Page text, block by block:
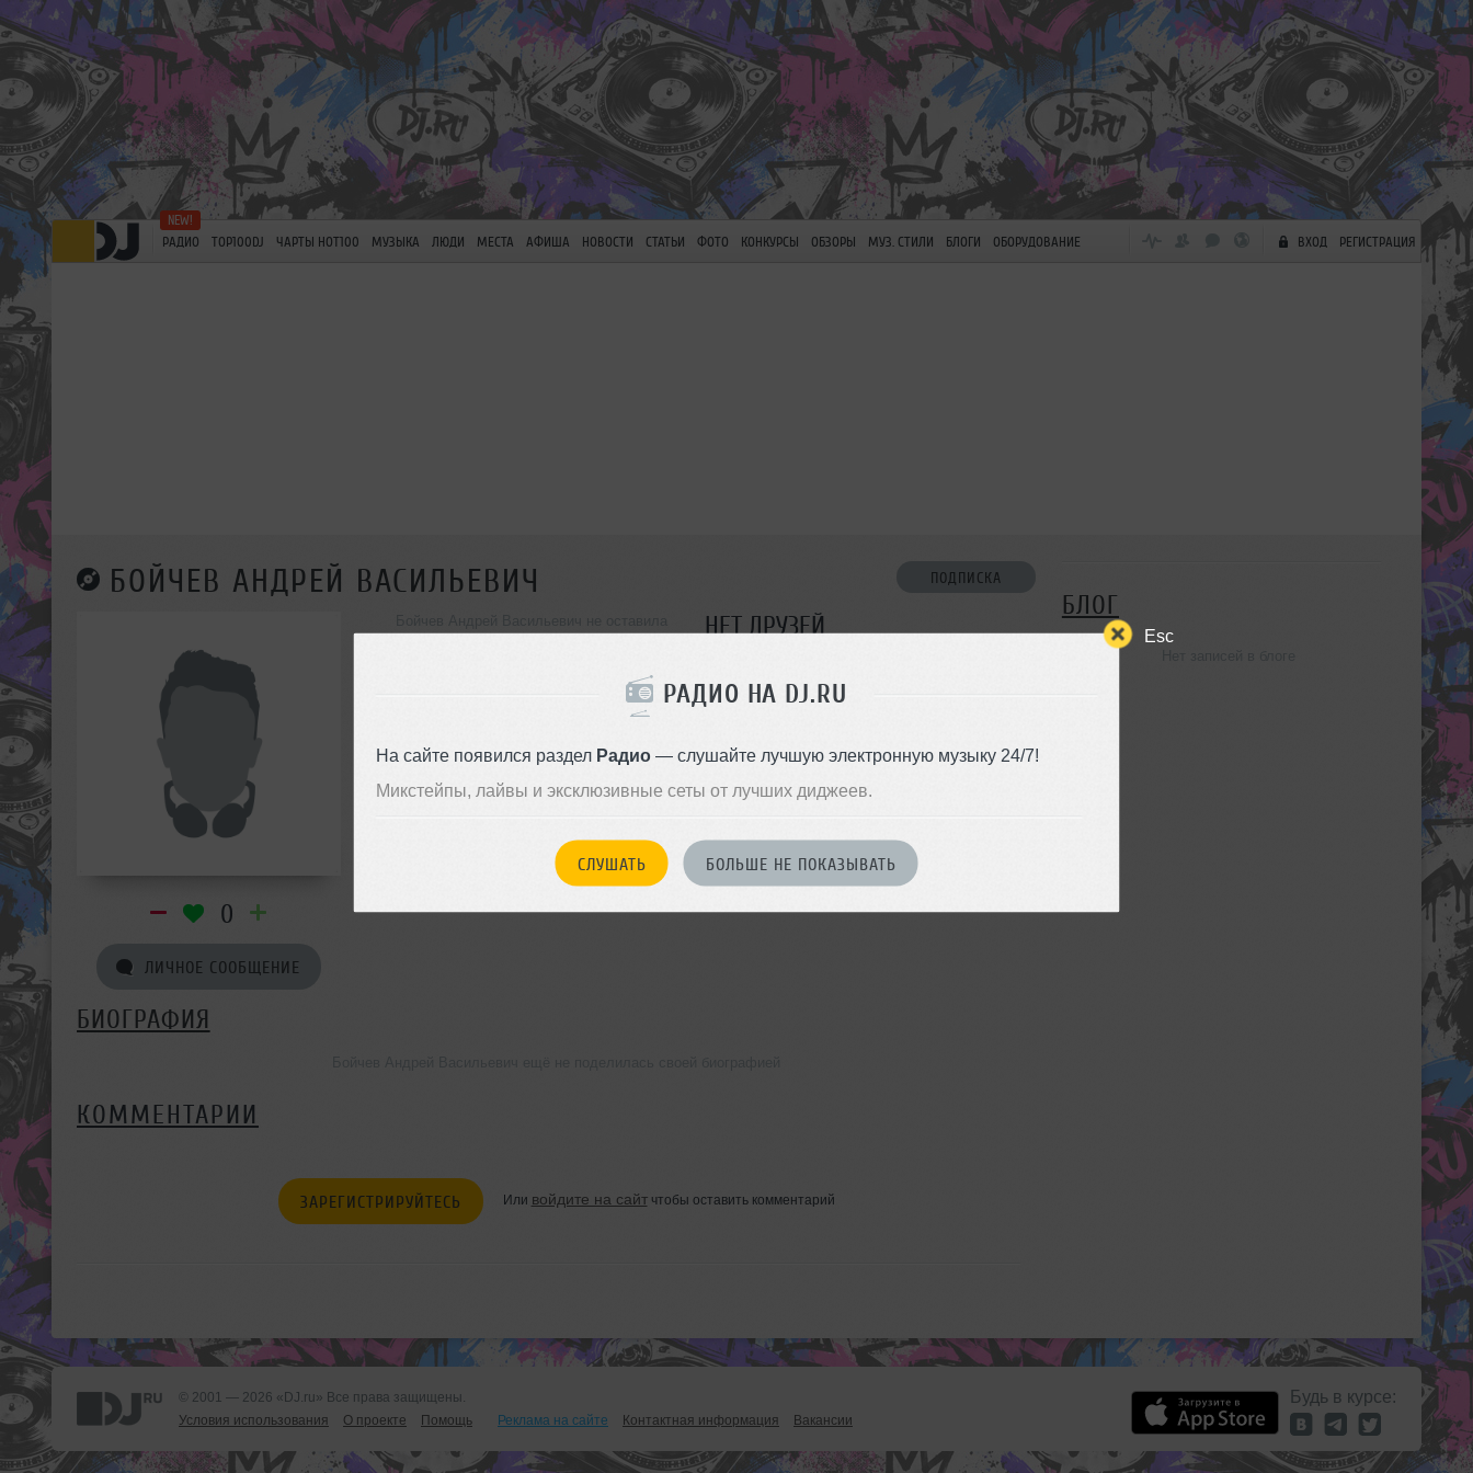
Esc
РАДИО НА DJ.RU
На сайте появился раздел Радио— слушайте лучшую электронную музыку 24/7!
Микстейпы, лайвы и эксклюзивные сеты от лучших диджеев.
СЛУШАТЬ БОЛЬШЕ НЕ ПОКАЗЫВАТЬ
РАДИО TOP100DJ ЧАРТЫ HOT100 МУЗЫКА ЛЮДИ МЕСТА АФИША НОВОСТИ СТАТЬИ ФОТО КОНКУРСЫ ОБЗОРЫ МУЗ. СТИЛИ БЛОГИ ОБОРУДОВАНИЕ ВХОД РЕГИСТРАЦИЯ
БОЙЧЕВ АНДРЕЙ ВАСИЛЬЕВИЧ ПОДПИСКА
0
ЛИЧНОЕ СООБЩЕНИЕ
Psychedelic, Psychedelic/Garage, Tech House,
НЕТ ДРУЗЕЙ
БИОГРАФИЯ
КОММЕНТАРИИ
ЗАРЕГИСТРИРУЙТЕСЬ Или войдите на сайтчтобы оставить комментарий
БЛОГ
© 2001 — 2026 «DJ.ru» Все права защищены.
Условия использования
О проекте Помощь Реклама на сайте Контактная информация Вакансии
Будь в курсе: